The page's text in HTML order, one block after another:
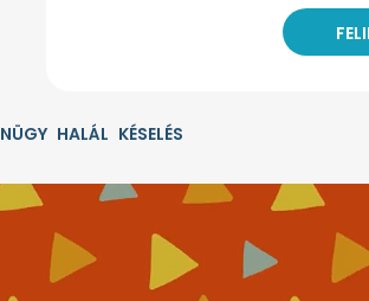
HALÁL KÉSELÉS